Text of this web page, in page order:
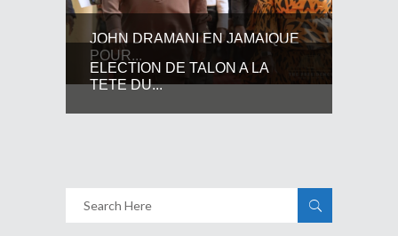
JOHN DRAMANI EN JAMAIQUE
POUR...
ELECTION DE TALON A LA
TETE DU...